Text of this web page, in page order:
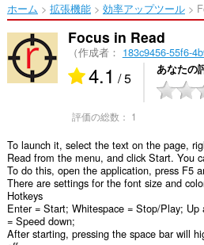
移
動
ホーム 拡張機能 効率アップツール
Focus in Read
（作成者： 183c9456-55f6-
4.1 / 5 あなたの
評価の総数： 1
To launch it, select the text on the page,
Read from the menu, and click Start. You
To do this, open the application, press F5
There are settings for the font size and
Hotkeys
Enter = Start; Whitespace = Stop/Play; Up
= Speed down;
After starting, pressing the space bar will